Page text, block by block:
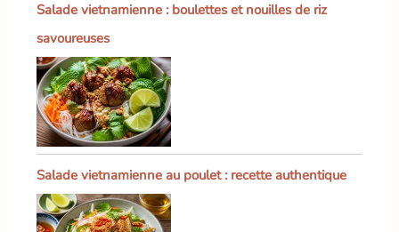
Salade vietnamienne : boulettes et nouilles de riz
savoureuses
Salade vietnamienne au poulet : recette authentique